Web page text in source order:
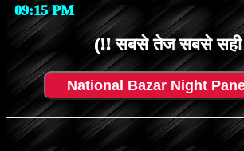
09:15 PM
(!! सबसे तेज सबसे
National Bazar Night